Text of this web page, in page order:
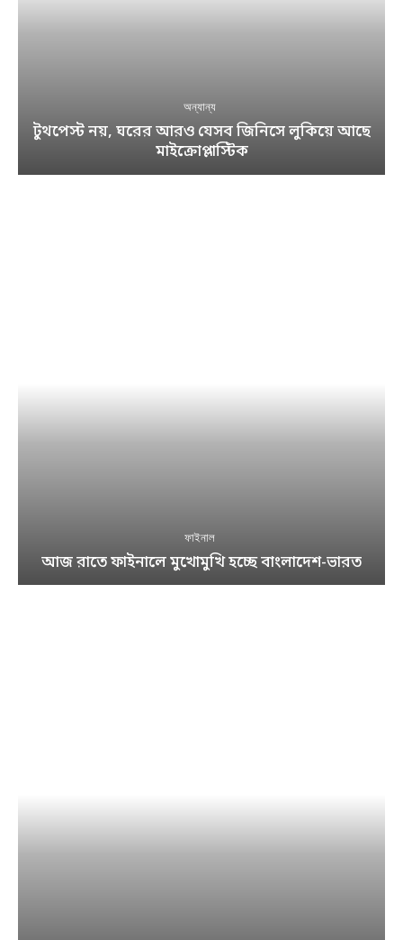
অন্যান্য
টুথপেস্ট নয়, ঘরের আরও যেসব জিনিসে লুকিয়ে আছে
মাইক্রোপ্লাস্টিক
ফাইনাল
আজ রাতে ফাইনালে মুখোমুখি হচ্ছে বাংলাদেশ-ভারত